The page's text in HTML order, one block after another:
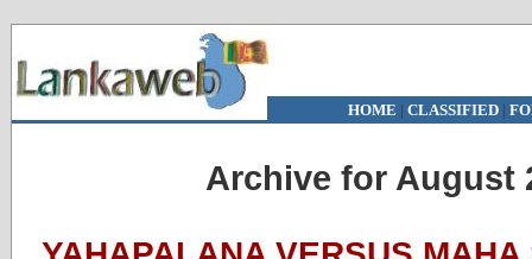
HOME | CLASSIFIED|
Archive for August